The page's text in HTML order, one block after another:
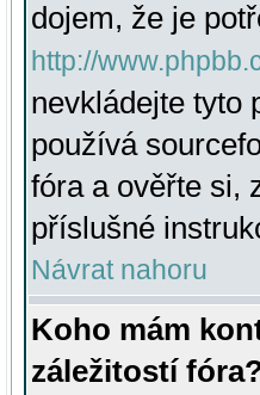
dojem, že je
http://
nevkládejte tyto
používá
fóra a ověřte si,
příslušné
Návrat nahoru
Koho mám
záležitostí